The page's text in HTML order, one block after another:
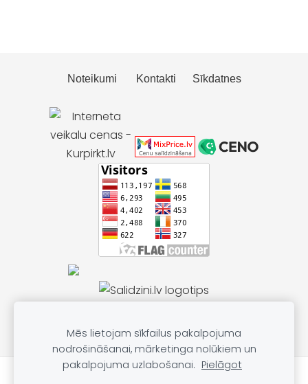
Noteikumi Kontakti Sīkdatnes
★★★★★ Atsauksmes par mums Google
Mēs lietojam sīkfailus pakalpojuma
nodrošināšanai, mārketinga nolūkiem un
pakalpojuma uzlabošanai. Pielāgot